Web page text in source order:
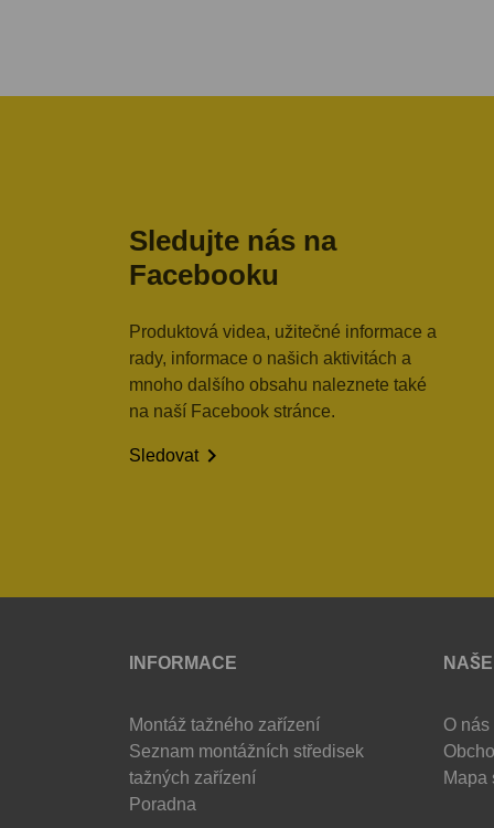
Sledujte nás na
Facebooku
Produktová videa, užitečné informace a
rady, informace o našich aktivitách a
mnoho dalšího obsahu naleznete také
na naší Facebook stránce.
Sledovat
INFORMACE
Montáž tažného zařízení
Seznam montážních středisek
tažných zařízení
Poradna
O nás
Mapa